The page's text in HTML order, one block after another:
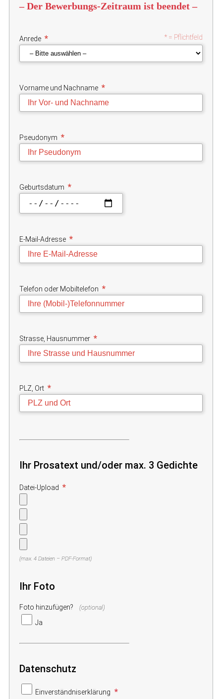
– Der Bewerbungs-Zeitraum ist beendet –
Anrede * * = Pflichtfeld
Vorname und Nachname *
Pseudonym *
Geburtsdatum *
E-Mail-Adresse *
Telefon oder Mobiltelefon *
Strasse, Hausnummer *
PLZ, Ort *
Ihr Prosatext und/oder max. 3 Gedichte
Datei-Upload *
(max. 4 Dateien – PDF-Format)
Ihr Foto
Foto hinzufügen? (optional)
Ja
Datenschutz
Einverständniserklärung